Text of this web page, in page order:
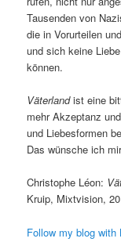
Tausenden von
die in Vorurteilen
und sich keine
können.
Väterlandist eine
mehr Akzeptanz
und Liebesformen
Das wünsche ich
Christophe Léon:
Kruip, Mixtvision,
Follow my blog with